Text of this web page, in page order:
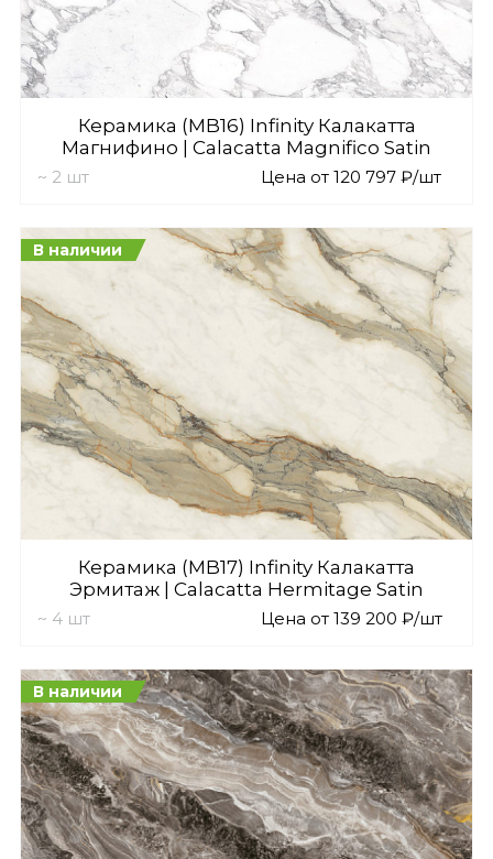
Керамика (MB16) Infinity Калакатта
Магнифино | Calacatta Magnifiсo Satin
~ 2 шт Цена от 120 797 ₽/шт
В наличии
Керамика (MB17) Infinity Калакатта
Эрмитаж | Calacatta Hermitage Satin
~ 4 шт Цена от 139 200 ₽/шт
В наличии